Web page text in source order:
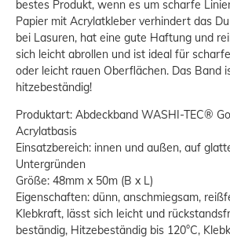
bestes Produkt, wenn es um scharfe
Papier mit Acrylatkleber verhindert das
bei Lasuren, hat eine gute Haftung und
sich leicht abrollen und ist ideal für
oder leicht rauen Oberflächen. Das Band
hitzebeständig!
Produktart: Abdeckband WASHI-TEC®
Acrylatbasis
Einsatzbereich: innen und außen, auf
Untergründen
Größe: 48mm x 50m (B x L)
Eigenschaften: dünn, anschmiegsam,
Klebkraft, lässt sich leicht und
beständig, Hitzebeständig bis 120°C,